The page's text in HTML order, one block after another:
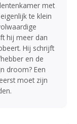
met
te klein
hij meer dan
Hij schrijft
en de
droom? Een
moet zijn